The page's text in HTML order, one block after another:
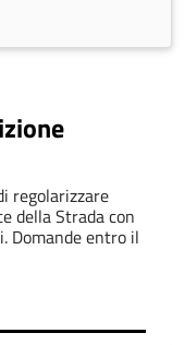
regolarizzare
della Strada con
Domande entro il